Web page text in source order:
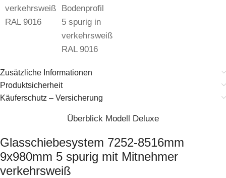
Zusätzliche Informationen
Produktsicherheit
Käuferschutz – Versicherung
Überblick Modell Deluxe
Glasschiebesystem 7252-8516mm
9x980mm 5 spurig mit Mitnehmer
verkehrsweiß